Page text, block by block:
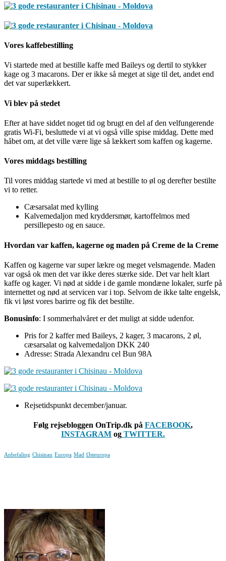
Vores kaffebestilling
Vi startede med at bestille kaffe med Baileys og dertil to stykker
kage og 3 macarons. Der er ikke så meget at sige til det, andet end
det var superlækkert.
Vi blev på stedet
Efter at have siddet noget tid og brugt en del af den velfungerende
gratis Wi-Fi, besluttede vi at vi også ville spise middag. Dette med
håbet om, at det ville være lige så lækkert som kaffen og kagerne.
Vores middags bestilling
Til vores middag startede vi med at bestille to øl og derefter bestilte
vi to retter.
Cæsarsalat med kylling
Kalvemedaljon med kryddersmør, kartoffelmos med
persillepesto og en sauce.
Hvordan var kaffen, kagerne og maden på Creme de la Creme
Kaffen og kagerne var super lækre og meget velsmagende. Maden
var også ok men det var ikke deres stærke side. Det var helt klart
kaffe og kager. Vi nød at sidde i de gamle mondæne lokaler, surfe på
internettet og nød at servicen var i top. Selvom de ikke talte engelsk,
fik vi løst vores barirre og fik det bestilte.
Bonusinfo: I sommerhalvåret er det muligt at sidde udenfor.
Pris for 2 kaffer med Baileys, 2 kager, 3 macarons, 2 øl,
cæsarsalat og kalvemedaljon DKK 240
Adresse: Strada Alexandru cel Bun 98A
Rejsetidspunkt december/januar.
Følg rejsebloggen OnTrip.dk på FACEBOOK,
INSTAGRAM og TWITTER.
Anbefaling Chisinau Europa Mad Østeuropa